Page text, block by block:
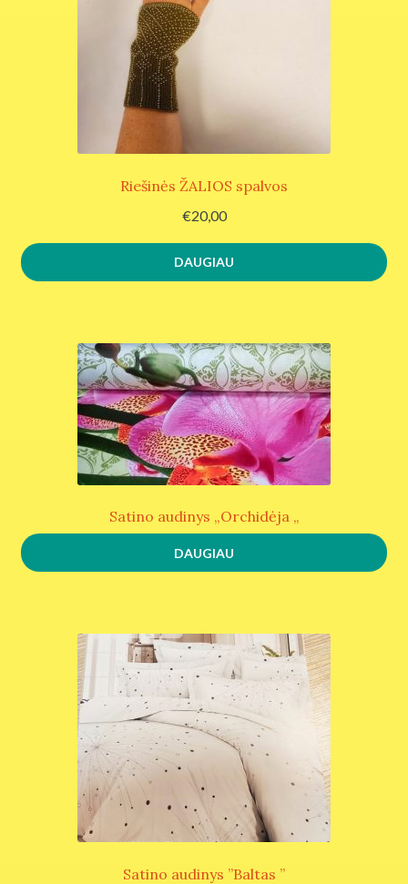
Grikių lukštų gaminiai
Riešinės ŽALIOS spalvos
€20,00
DAUGIAU
Satino audinys „Orchidėja „
DAUGIAU
Satino audinys ”Baltas ”